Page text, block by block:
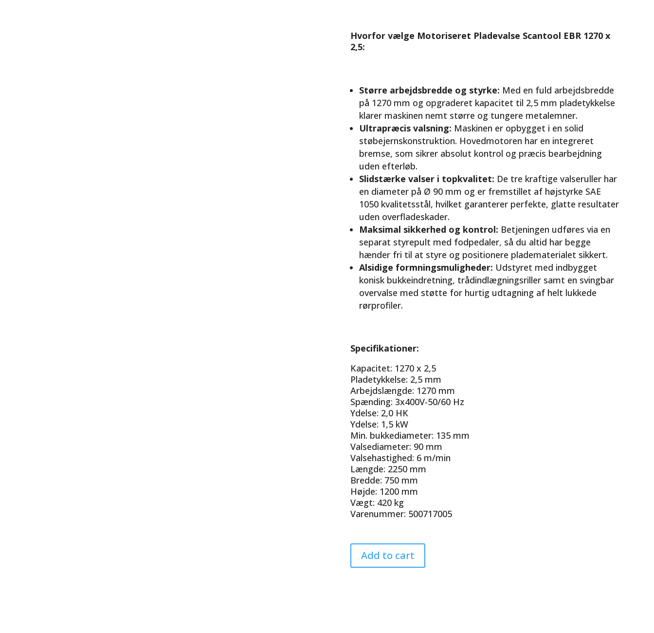
Hvorfor vælge Motoriseret Pladevalse Scantool EBR 1270 x
2,5:
Større arbejdsbredde og styrke: Med en fuld arbejdsbredde
på 1270 mm og opgraderet kapacitet til 2,5 mm pladetykkelse
klarer maskinen nemt større og tungere metalemner.
Ultrapræcis valsning: Maskinen er opbygget i en solid
støbejernskonstruktion. Hovedmotoren har en integreret
bremse, som sikrer absolut kontrol og præcis bearbejdning
uden efterløb.
Slidstærke valser i topkvalitet: De tre kraftige valseruller har
en diameter på Ø 90 mm og er fremstillet af højstyrke SAE
1050 kvalitetsstål, hvilket garanterer perfekte, glatte resultater
uden overfladeskader.
Maksimal sikkerhed og kontrol: Betjeningen udføres via en
separat styrepult med fodpedaler, så du altid har begge
hænder fri til at styre og positionere pladematerialet sikkert.
Alsidige formningsmuligheder: Udstyret med indbygget
konisk bukkeindretning, trådindlægningsriller samt en svingbar
overvalse med støtte for hurtig udtagning af helt lukkede
rørprofiler.
Specifikationer:
Kapacitet: 1270 x 2,5
Pladetykkelse: 2,5 mm
Arbejdslængde: 1270 mm
Spænding: 3x400V-50/60 Hz
Ydelse: 2,0 HK
Ydelse: 1,5 kW
Min. bukkediameter: 135 mm
Valsediameter: 90 mm
Valsehastighed: 6 m/min
Længde: 2250 mm
Bredde: 750 mm
Højde: 1200 mm
Vægt: 420 kg
Varenummer: 500717005
Add to cart